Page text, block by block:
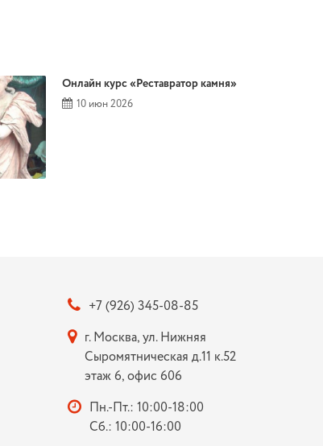
Онлайн курс «Реставратор камня»
10 июн 2026
+7 (926) 345-08-85
г. Москва, ул. Нижняя
Сыромятническая д.11 к.52
этаж 6, офис 606
Пн.-Пт.: 10:00-18:00
Сб.: 10:00-16:00